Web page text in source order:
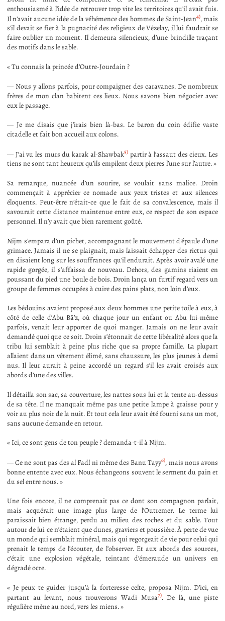
enthousiasmé à l’idée de retrouver trop vite les territoires qu’il avait fuis.
Il n’avait aucune idée de la véhémence des hommes de Saint-Jean4), mais
s’il devait se fier à la pugnacité des religieux de Vézelay, il lui faudrait se
faire oublier un moment. Il demeura silencieux, d’une brindille traçant
des motifs dans le sable.
« Tu connais la princée d’Outre-Jourdain ?
— Nous y allons parfois, pour compaigner des caravanes. De nombreux
frères de mon clan habitent ces lieux. Nous savons bien négocier avec
eux le passage.
— Je me disais que j’irais bien là-bas. Le baron du coin édifie vaste
citadelle et fait bon accueil aux colons.
— J’ai vu les murs du karak al-Shawbak5)partir à l’assaut des cieux. Les
tiens ne sont tant heureux qu’ils empilent deux pierres l’une sur l’autre. »
Sa remarque, nuancée d’un sourire, se voulait sans malice. Droin
commençait à apprécier ce nomade aux yeux tristes et aux silences
éloquents. Peut-être n’était-ce que le fait de sa convalescence, mais il
savourait cette distance maintenue entre eux, ce respect de son espace
personnel. Il n’y avait que bien rarement goûté.
Nijm s’empara d’un pichet, accompagnant le mouvement d’épaule d’une
grimace. Jamais il ne se plaignait, mais laissait échapper des rictus qui
en disaient long sur les souffrances qu’il endurait. Après avoir avalé une
rapide gorgée, il s’affaissa de nouveau. Dehors, des gamins riaient en
poussant du pied une boule de bois. Droin lança un furtif regard vers un
groupe de femmes occupées à cuire des pains plats, non loin d’eux.
Les bédouins avaient proposé aux deux hommes une petite toile à eux, à
côté de celle d’Abu Bā’z, où chaque jour un enfant ou Abu lui-même
parfois, venait leur apporter de quoi manger. Jamais on ne leur avait
demandé quoi que ce soit. Droin s’étonnait de cette libéralité alors que la
tribu lui semblait à peine plus riche que sa propre famille. La plupart
allaient dans un vêtement élimé, sans chaussure, les plus jeunes à demi
nus. Il leur aurait à peine accordé un regard s’il les avait croisés aux
abords d’une des villes.
Il détailla son sac, sa couverture, les nattes sous lui et la tente au-dessus
de sa tête. Il ne manquait même pas une petite lampe à graisse pour y
voir au plus noir de la nuit. Et tout cela leur avait été fourni sans un mot,
sans aucune demande en retour.
« Ici, ce sont gens de ton peuple ? demanda-t-il à Nijm.
— Ce ne sont pas des al Fadl ni même des Banu Tayy6), mais nous avons
bonne entente avec eux. Nous échangeons souvent le serment du pain et
du sel entre nous. »
Une fois encore, il ne comprenait pas ce dont son compagnon parlait,
mais acquérait une image plus large de l’Outremer. Le terme lui
paraissait bien étrange, perdu au milieu des roches et du sable. Tout
autour de lui ce n’étaient que dunes, graviers et poussière. À perte de vue
un monde qui semblait minéral, mais qui regorgeait de vie pour celui qui
prenait le temps de l’écouter, de l’observer. Et aux abords des sources,
c’était une explosion végétale, teintant d’émeraude un univers en
dégradé ocre.
« Je peux te guider jusqu’à la forteresse celte, proposa Nijm. D’ici, en
partant au levant, nous trouverons Wadi Musa7). De là, une piste
régulière mène au nord, vers les miens. »